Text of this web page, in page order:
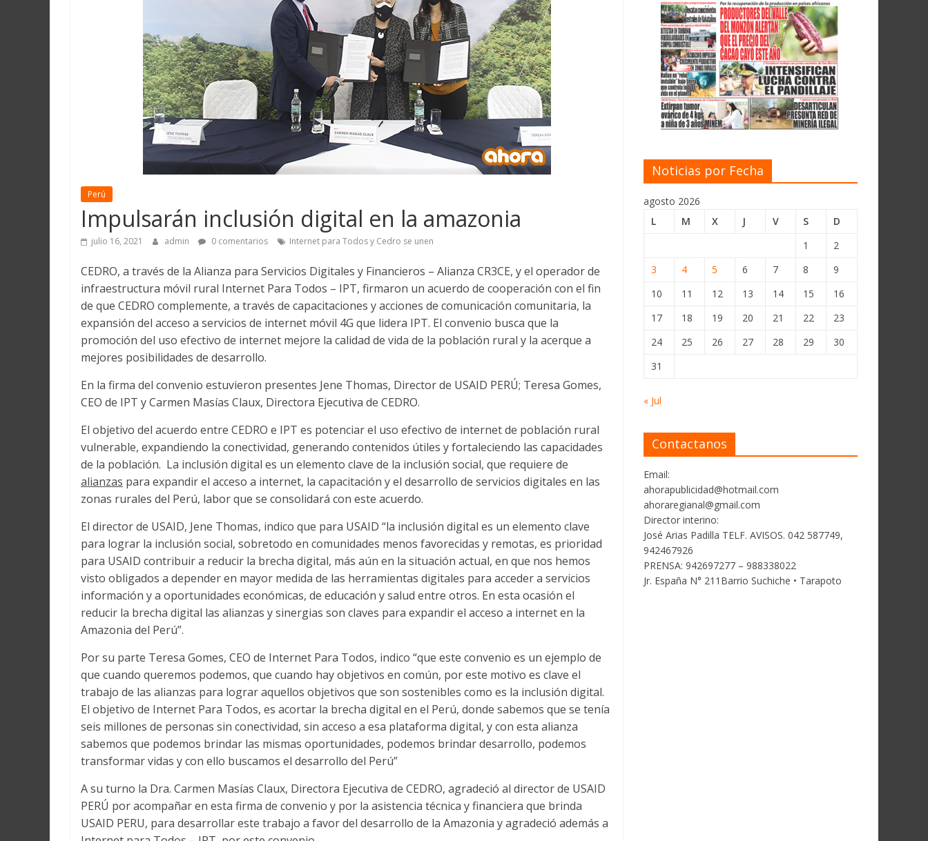
Perú
Impulsarán inclusión digital en la amazonia
julio 16, 2021 admin 0 comentarios Internet para Todos y Cedro se unen
CEDRO, a través de la Alianza para Servicios Digitales y Financieros – Alianza CR3CE, y el operador de
infraestructura móvil rural Internet Para Todos – IPT, firmaron un acuerdo de cooperación con el fin
de que CEDRO complemente, a través de capacitaciones y acciones de comunicación comunitaria, la
expansión del acceso a servicios de internet móvil 4G que lidera IPT. El convenio busca que la
promoción del uso efectivo de internet mejore la calidad de vida de la población rural y la acerque a
mejores posibilidades de desarrollo.
En la firma del convenio estuvieron presentes Jene Thomas, Director de USAID PERÚ; Teresa Gomes,
CEO de IPT y Carmen Masías Claux, Directora Ejecutiva de CEDRO.
El objetivo del acuerdo entre CEDRO e IPT es potenciar el uso efectivo de internet de población rural
vulnerable, expandiendo la conectividad, generando contenidos útiles y fortaleciendo las capacidades
de la población. La inclusión digital es un elemento clave de la inclusión social, que requiere de
alianzas para expandir el acceso a internet, la capacitación y el desarrollo de servicios digitales en las
zonas rurales del Perú, labor que se consolidará con este acuerdo.
El director de USAID, Jene Thomas, indico que para USAID “la inclusión digital es un elemento clave
para lograr la inclusión social, sobretodo en comunidades menos favorecidas y remotas, es prioridad
para USAID contribuir a reducir la brecha digital, más aún en la situación actual, en que nos hemos
visto obligados a depender en mayor medida de las herramientas digitales para acceder a servicios
información y a oportunidades económicas, de educación y salud entre otros. En esta ocasión el
reducir la brecha digital las alianzas y sinergias son claves para expandir el acceso a internet en la
Amazonia del Perú”.
Por su parte Teresa Gomes, CEO de Internet Para Todos, indico “que este convenio es un ejemplo de
que cuando queremos podemos, que cuando hay objetivos en común, por este motivo es clave el
trabajo de las alianzas para lograr aquellos objetivos que son sostenibles como es la inclusión digital.
El objetivo de Internet Para Todos, es acortar la brecha digital en el Perú, donde sabemos que se tenía
seis millones de personas sin conectividad, sin acceso a esa plataforma digital, y con esta alianza
sabemos que podemos brindar las mismas oportunidades, podemos brindar desarrollo, podemos
transformar vidas y con ello buscamos el desarrollo del Perú”
A su turno la Dra. Carmen Masías Claux, Directora Ejecutiva de CEDRO, agradeció al director de USAID
PERÚ por acompañar en esta firma de convenio y por la asistencia técnica y financiera que brinda
USAID PERU, para desarrollar este trabajo a favor del desarrollo de la Amazonia y agradeció además a
Noticias por Fecha
agosto 2026
L
M X J V S
D
1
2
3
4 5 6 7 8
9
10
11 12 13 14 15
16
17
18 19 20 21 22
23
24
25 26 27 28 29
30
31
« Jul
Contactanos
Email:
ahorapublicidad@hotmail.com
ahoraregianal@gmail.com
Director interino:
José Arias Padilla TELF. AVISOS. 042 587749,
942467926
PRENSA: 942697277 – 988338022
Jr. España N° 211Barrio Suchiche • Tarapoto